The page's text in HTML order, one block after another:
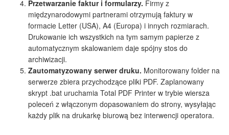
Przetwarzanie faktur i formularzy. Firmy z
międzynarodowymi partnerami otrzymują faktury w
formacie Letter (USA), A4 (Europa) i innych rozmiarach.
Drukowanie ich wszystkich na tym samym papierze z
automatycznym skalowaniem daje spójny stos do
archiwizacji.
Zautomatyzowany serwer druku. Monitorowany folder na
serwerze zbiera przychodzące pliki PDF. Zaplanowany
skrypt .bat uruchamia Total PDF Printer w trybie wiersza
poleceń z włączonym dopasowaniem do strony, wysyłając
każdy plik na drukarkę biurową bez interwencji operatora.